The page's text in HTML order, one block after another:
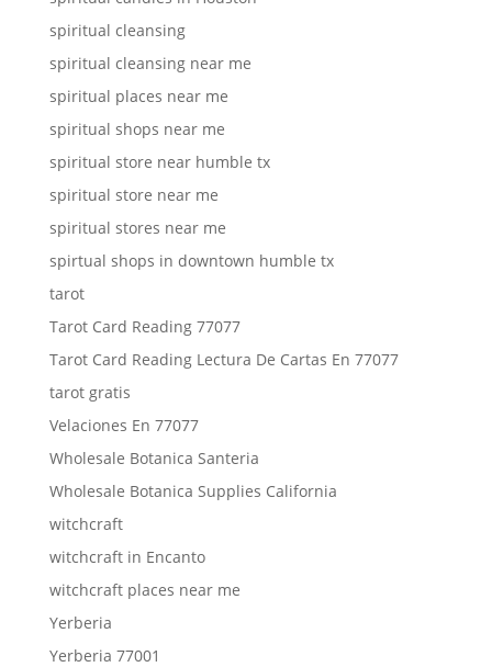
spiritual cleansing
spiritual cleansing near me
spiritual places near me
spiritual shops near me
spiritual store near humble tx
spiritual store near me
spiritual stores near me
spirtual shops in downtown humble tx
tarot
Tarot Card Reading 77077
Tarot Card Reading Lectura De Cartas En 77077
tarot gratis
Velaciones En 77077
Wholesale Botanica Santeria
Wholesale Botanica Supplies California
witchcraft
witchcraft in Encanto
witchcraft places near me
Yerberia
Yerberia 77001